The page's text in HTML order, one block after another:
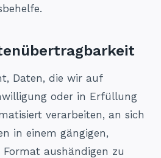
Daten, die wir auf
oder in Erfüllung
verarbeiten, an sich
in einem gängigen,
aushändigen zu